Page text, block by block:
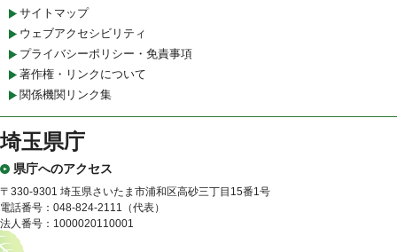
サイトマップ
ウェブアクセシビリティ
プライバシーポリシー・免責事項
著作権・リンクについて
関係機関リンク集
埼玉県庁
県庁へのアクセス
〒330-9301 埼玉県さいたま市浦和区高砂三丁目15番1号
電話番号：048-824-2111（代表）
法人番号：1000020110001